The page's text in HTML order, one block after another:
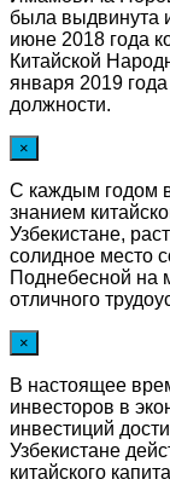
была выдвинута
июне 2018 года
Китайской
января 2019
должности.
×
С каждым годом
знанием
Узбекистане,
солидное место
Поднебесной на
отличного
×
В настоящее
инвесторов в
инвестиций
Узбекистане
китайского